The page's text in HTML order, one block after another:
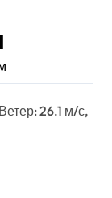
26.1 м/с,